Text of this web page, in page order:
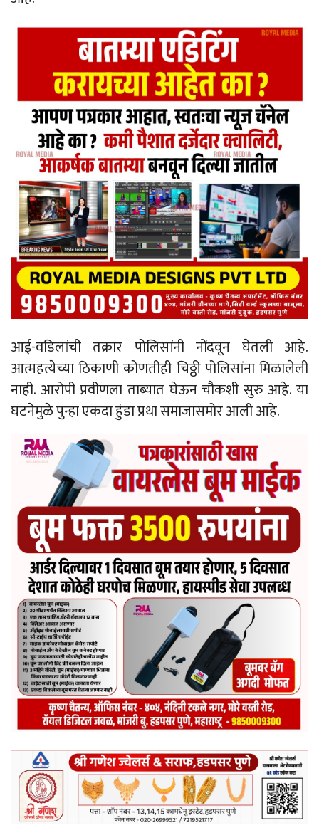
आई-वडिलांची तक्रार पोलिसांनी नोंदवून घेतली आहे.
आत्महत्येच्या ठिकाणी कोणतीही चिठ्ठी पोलिसांना मिळालेली
नाही. आरोपी प्रवीणला ताब्यात घेऊन चौकशी सुरु आहे. या
घटनेमुळे पुन्हा एकदा हुंडा प्रथा समाजासमोर आली आहे.